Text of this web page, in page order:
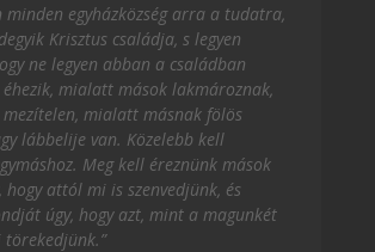
minden egyházközség arra a tudatra,
Krisztus családja, s legyen
ne legyen abban a családban
éhezik, mialatt mások lakmároznak,
mezítelen, mialatt másnak fölös
lábbelije van. Közelebb kell
Meg kell éreznünk mások
hogy attól mi is szenvedjünk, és
úgy, hogy azt, mint a magunkét
törekedjünk.”